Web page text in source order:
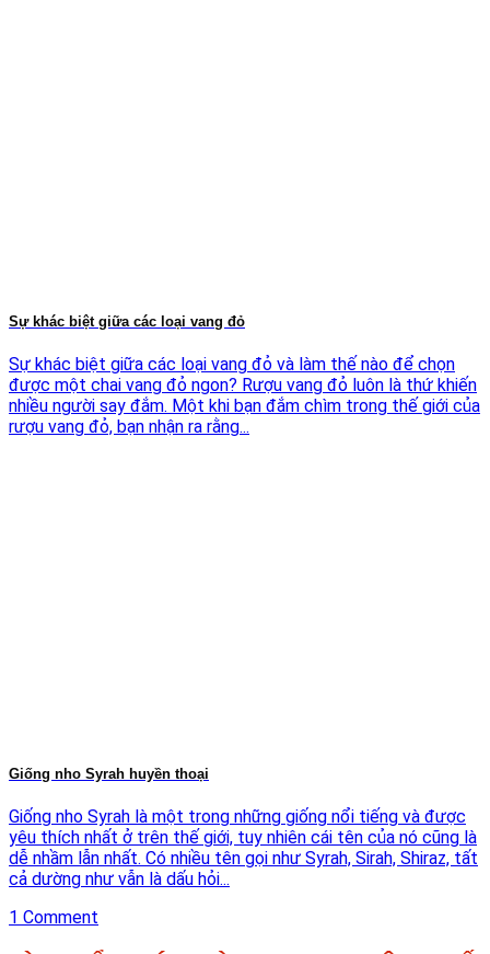
Sự khác biệt giữa các loại vang đỏ
Sự khác biệt giữa các loại vang đỏ và làm thế nào để chọn
được một chai vang đỏ ngon? Rượu vang đỏ luôn là thứ khiến
nhiều người say đắm. Một khi bạn đắm chìm trong thế giới của
rượu vang đỏ, bạn nhận ra rằng...
Giống nho Syrah huyền thoại
Giống nho Syrah là một trong những giống nổi tiếng và được
yêu thích nhất ở trên thế giới, tuy nhiên cái tên của nó cũng là
dễ nhầm lẫn nhất. Có nhiều tên gọi như Syrah, Sirah, Shiraz, tất
cả dường như vẫn là dấu hỏi...
1 Comment